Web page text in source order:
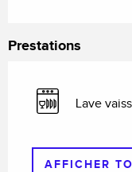
Prestations
Lave
AFFICHER